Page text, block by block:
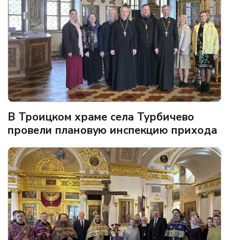
В Троицком храме села Турбичево
провели плановую инспекцию прихода